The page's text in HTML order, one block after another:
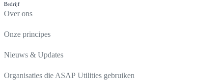
Bedrijf
Over ons
Onze principes
Nieuws & Updates
Organisaties die ASAP Utilities gebruiken